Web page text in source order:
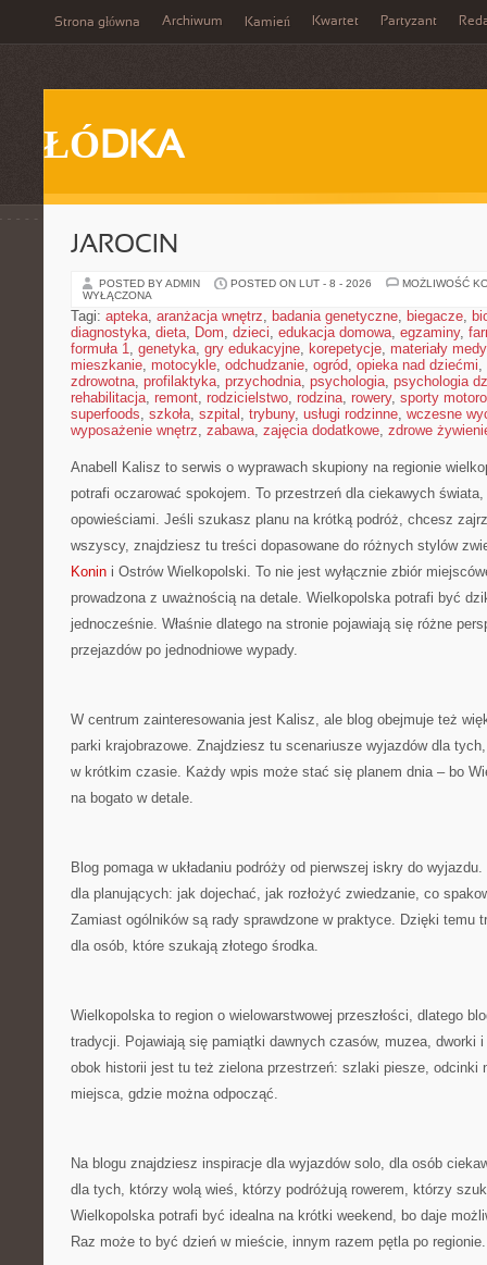
Strona główna Archiwum Kamień Kwartet Partyzant
ŁÓDKA
JAROCIN
POSTED BY ADMIN POSTED ON LUT - 8 - 2026
MOŻLIWOŚĆ
WYŁĄCZONA
Tagi: apteka, aranżacja wnętrz, badania genetyczne, biegacze,
diagnostyka, dieta, Dom, dzieci, edukacja domowa, egzaminy,
formuła 1, genetyka, gry edukacyjne, korepetycje, materiały
mieszkanie, motocykle, odchudzanie, ogród, opieka nad dziećmi,
zdrowotna, profilaktyka, przychodnia, psychologia, psychologia
rehabilitacja, remont, rodzicielstwo, rodzina, rowery, sporty
superfoods, szkoła, szpital , trybuny, usługi rodzinne, wczesne
wyposażenie wnętrz, zabawa, zajęcia dodatkowe, zdrowe
Anabell Kalisz to serwis o wyprawach skupiony na regionie
potrafi oczarować spokojem. To przestrzeń dla ciekawych
opowieściami. Jeśli szukasz planu na krótką podróż, chcesz
wszyscy, znajdziesz tu treści dopasowane do różnych stylów
Konin i Ostrów Wielkopolski. To nie jest wyłącznie zbiór
prowadzona z uważnością na detale. Wielkopolska potrafi być
jednocześnie. Właśnie dlatego na stronie pojawiają się różne
przejazdów po jednodniowe wypady.
W centrum zainteresowania jest Kalisz, ale blog obejmuje też
parki krajobrazowe. Znajdziesz tu scenariusze wyjazdów dla
w krótkim czasie. Każdy wpis może stać się planem dnia – bo
na bogato w detale.
Blog pomaga w układaniu podróży od pierwszej iskry do
dla planujących: jak dojechać, jak rozłożyć zwiedzanie, co
Zamiast ogólników są rady sprawdzone w praktyce. Dzięki temu
dla osób, które szukają złotego środka.
Wielkopolska to region o wielowarstwowej przeszłości, dlatego
tradycji. Pojawiają się pamiątki dawnych czasów, muzea, dworki
obok historii jest tu też zielona przestrzeń: szlaki piesze, odcinki
miejsca, gdzie można odpocząć.
Na blogu znajdziesz inspiracje dla wyjazdów solo, dla osób
dla tych, którzy wolą wieś, którzy podróżują rowerem, którzy
Wielkopolska potrafi być idealna na krótki weekend, bo daje
Raz może to być dzień w mieście, innym razem pętla po regionie.